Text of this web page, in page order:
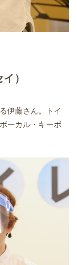
）
伊藤さん。トイ
ーカル・キーボ